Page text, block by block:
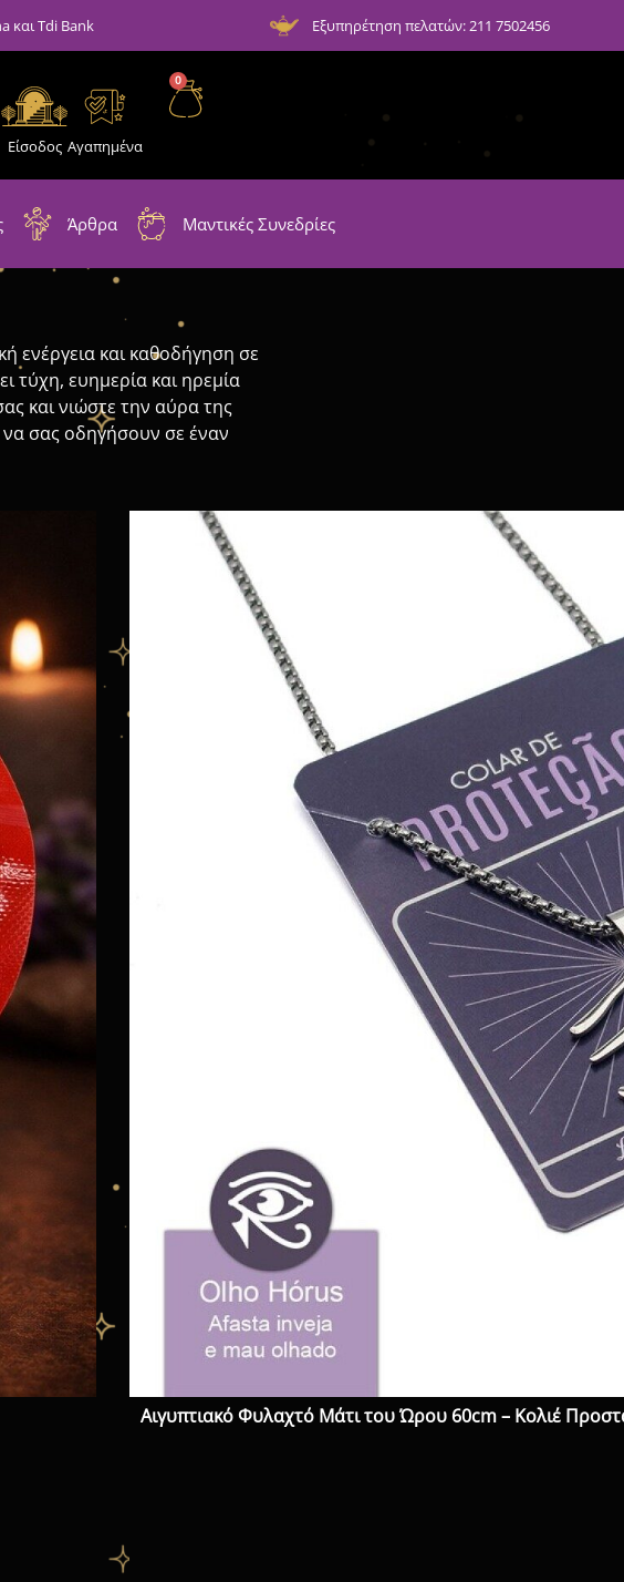
και Tdi Bank Εξυπηρέτηση πελατών: 211 7502456
Είσοδος Αγαπημένα
0
Άρθρα Μαντικές Συνεδρίες
ενέργεια και καθοδήγηση σε
τύχη, ευημερία και ηρεμία
και νιώστε την αύρα της
να σας οδηγήσουν σε έναν
Αιγυπτιακό Φυλαχτό Μάτι του Ώρου 60cm – Κολιέ